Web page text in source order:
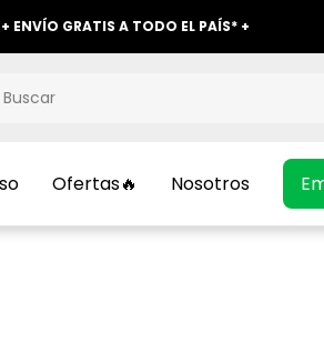
GRATIS A TODO EL PAÍS* + +
Ofertas🔥 Nosotros